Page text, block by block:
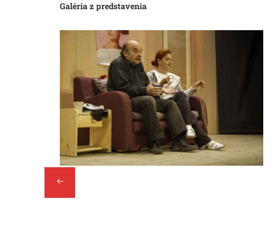
Galéria z predstavenia